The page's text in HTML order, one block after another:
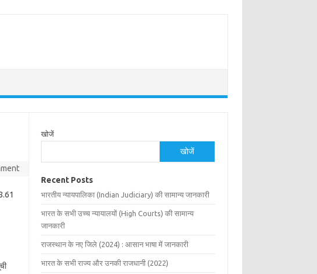
खोजें
खोजें
Recent Posts
भारतीय न्यायपालिका (Indian Judiciary) की सामान्य जानकारी
भारत के सभी उच्च न्यायालयों (High Courts) की सामान्य
जानकारी
राजस्थान के नए जिले (2024) : आसान भाषा में जानकारी
भारत के सभी राज्य और उनकी राजधानी (2022)